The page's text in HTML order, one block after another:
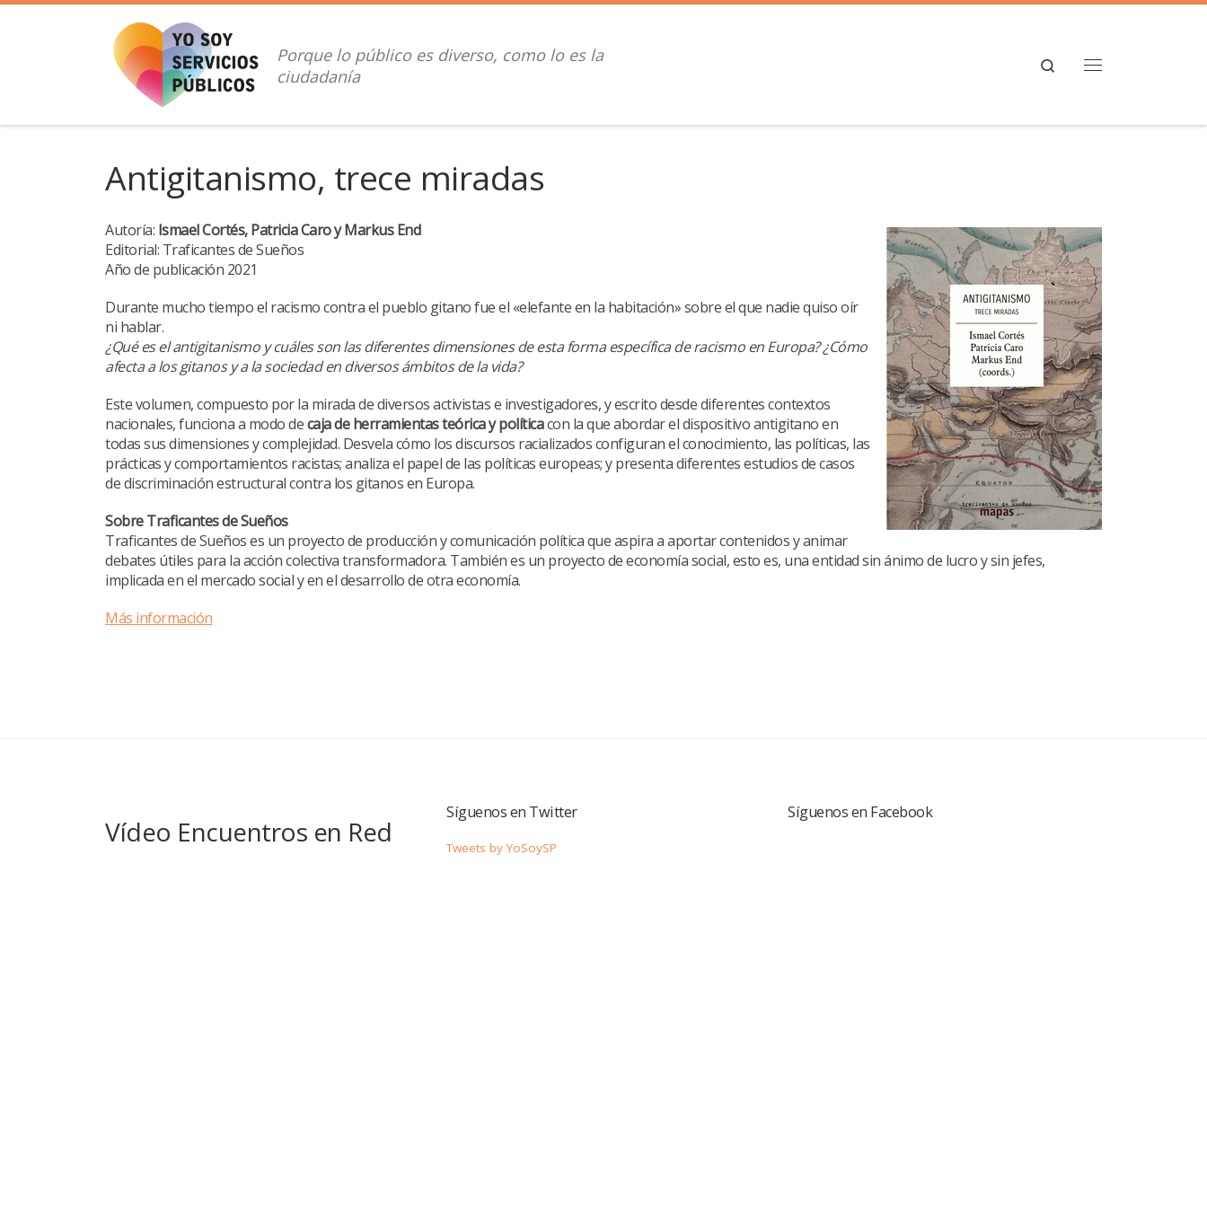
Saltar al contenido
Porque lo público es diverso, como lo es la
ciudadanía
Search
Antigitanismo, trece miradas
Autoría: Ismael Cortés, Patricia Caro y Markus End
Editorial: Traficantes de Sueños
Año de publicación 2021
Durante mucho tiempo el racismo contra el pueblo gitano fue el «elefante en la habitación» sobre el que nadie quiso oír
ni hablar.
¿Qué es el antigitanismo y cuáles son las diferentes dimensiones de esta forma específica de racismo en Europa?¿Cómo
afecta a los gitanos y a la sociedad en diversos ámbitos de la vida?
Este volumen, compuesto por la mirada de diversos activistas e investigadores, y escrito desde diferentes contextos
nacionales, funciona a modo decaja de herramientas teórica y políticacon la que abordar el dispositivo antigitano en
todas sus dimensiones y complejidad. Desvela cómo los discursos racializados configuran el conocimiento, las políticas, las
prácticas y comportamientos racistas; analiza el papel de las políticas europeas; y presenta diferentes estudios de casos
de discriminación estructural contra los gitanos en Europa.
Sobre Traficantes de Sueños
Traficantes de Sueños es un proyecto de producción y comunicación política que aspira a aportar contenidos y animar
debates útiles para la acción colectiva transformadora. También es un proyecto de economía social, esto es, una entidad sin ánimo de lucro y sin jefes,
implicada en el mercado social y en el desarrollo de otra economía.
Más información
Vídeo Encuentros en Red
Síguenos en Twitter
Tweets by YoSoySP
Síguenos en Facebook